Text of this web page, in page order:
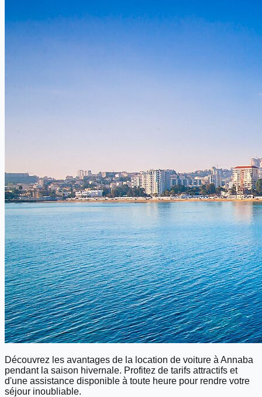
Découvrez les avantages de la location de voiture à Annaba
pendant la saison hivernale. Profitez de tarifs attractifs et
d'une assistance disponible à toute heure pour rendre votre
séjour inoubliable.